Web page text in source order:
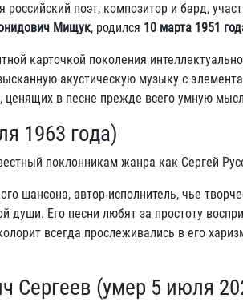
поэт, композитор и бард,
Мищук, родился 10 марта 1951
карточкой поколения
акустическую музыку с
ценящих в песне прежде всего умную
1963 года)
поклонникам жанра как Сергей
шансона, автор-исполнитель, чье
Его песни любят за простоту
всегда прослеживались в его
Сергеев (умер 5 июля